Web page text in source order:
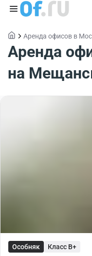
Аренда офисов в
Аренда
на
Особняк Класс B+